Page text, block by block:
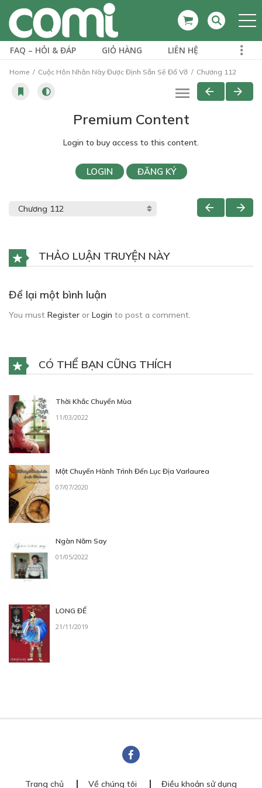
FAQ – HỎI & ĐÁP GIỎ HÀNG LIÊN HỆ
Home Cuộc Hôn Nhân Này Được Định Sẵn Sẽ Đổ Vỡ Chương 112
Premium Content
Login to buy access to this content.
LOGIN ĐĂNG KÝ
THẢO LUẬN TRUYỆN NÀY
Để lại một bình luận
You must Register or Login to post a comment.
CÓ THỂ BẠN CŨNG THÍCH
Thời Khắc Chuyển Mùa
11/03/2022
Một Chuyến Hành Trình Đến Lục Địa Varlaurea
07/07/2020
Ngàn Năm Say
01/05/2022
LONG ĐẾ
21/11/2019
Trang chủ Về chúng tôi Điều khoản sử dụng